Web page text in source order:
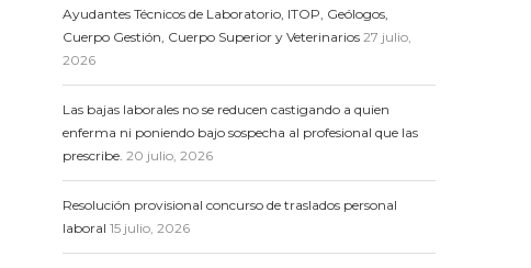
Ayudantes Técnicos de Laboratorio, ITOP, Geólogos,
Cuerpo Gestión, Cuerpo Superior y Veterinarios 27 julio,
2026
Las bajas laborales no se reducen castigando a quien
enferma ni poniendo bajo sospecha al profesional que las
prescribe. 20 julio, 2026
Resolución provisional concurso de traslados personal
laboral 15 julio, 2026